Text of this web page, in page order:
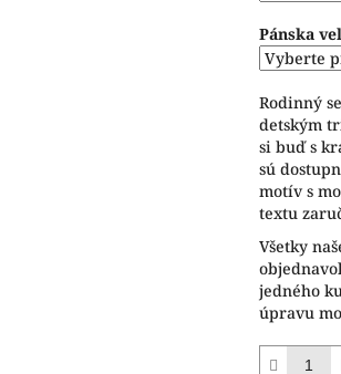
Pánska
Rodinný
detským
si buď s
sú
motív s
textu
Všetky
jedného
úpravu